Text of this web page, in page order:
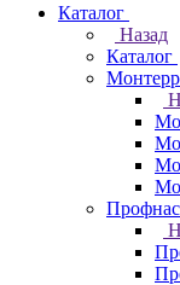
Каталог
Назад
Каталог